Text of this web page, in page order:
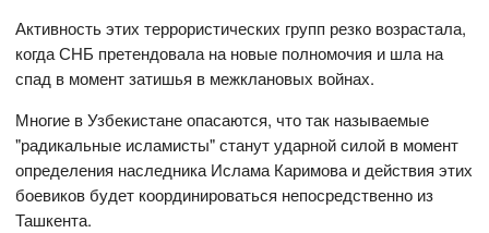
Активность этих террористических групп резко возрастала,
когда СНБ претендовала на новые полномочия и шла на
спад в момент затишья в межклановых войнах.
Многие в Узбекистане опасаются, что так называемые
"радикальные исламисты" станут ударной силой в момент
определения наследника Ислама Каримова и действия этих
боевиков будет координироваться непосредственно из
Ташкента.